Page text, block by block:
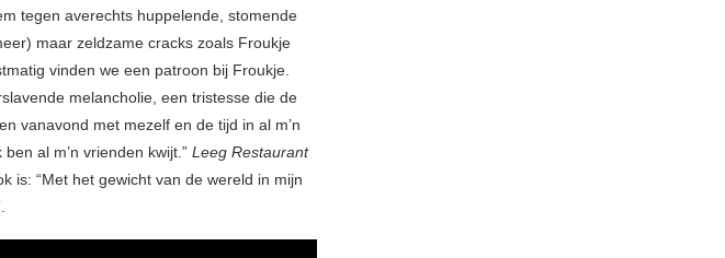
tegen averechts huppelende, stomende
maar zeldzame cracks zoals Froukje
vinden we een patroon bij Froukje.
melancholie, een tristesse die de
vanavond met mezelf en de tijd in al m’n
al m’n vrienden kwijt.” Leeg Restaurant
is: “Met het gewicht van de wereld in mijn